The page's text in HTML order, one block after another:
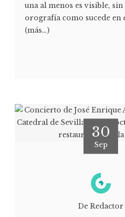
una al menos es visible,
orografía como sucede en
(más…)
30
Sep
De Redactor